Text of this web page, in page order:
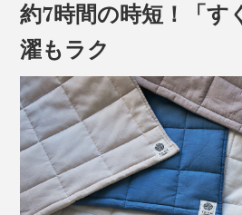
約7時間の時短！「す
濯もラク